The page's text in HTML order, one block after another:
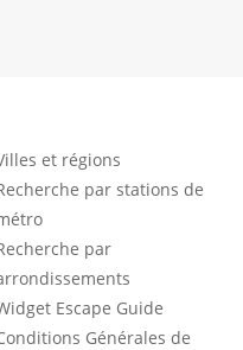
et régions
par stations de
par
Escape Guide
Générales de